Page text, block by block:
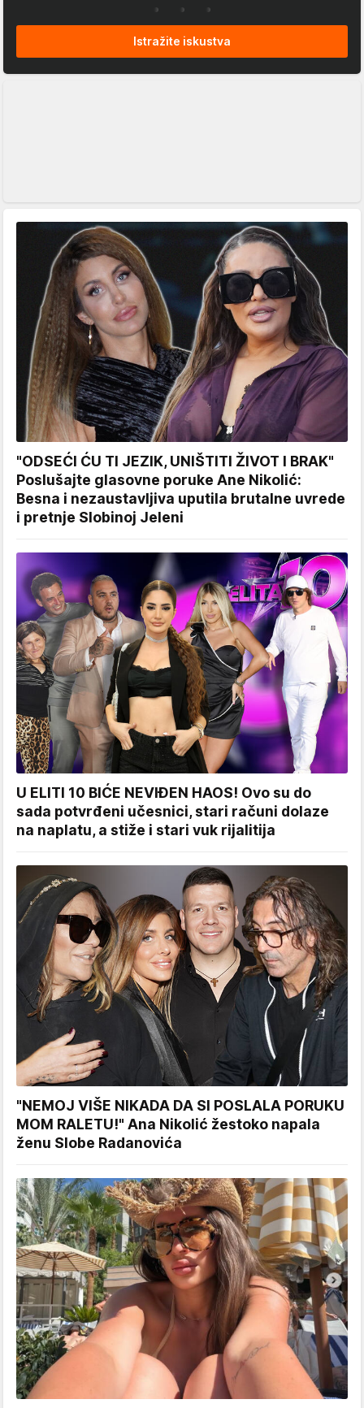
Istražite iskustva
"ODSEĆI ĆU TI JEZIK, UNIŠTITI ŽIVOT I BRAK"
Poslušajte glasovne poruke Ane Nikolić:
Besna i nezaustavljiva uputila brutalne uvrede
i pretnje Slobinoj Jeleni
U ELITI 10 BIĆE NEVIĐEN HAOS! Ovo su do
sada potvrđeni učesnici, stari računi dolaze
na naplatu, a stiže i stari vuk rijalitija
"NEMOJ VIŠE NIKADA DA SI POSLALA PORUKU
MOM RALETU!" Ana Nikolić žestoko napala
ženu Slobe Radanovića